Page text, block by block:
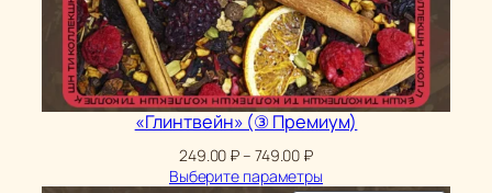
«Глинтвейн» (③ Премиум)
249.00 ₽– 749.00 ₽Диапазон
цен:
Выберите параметры